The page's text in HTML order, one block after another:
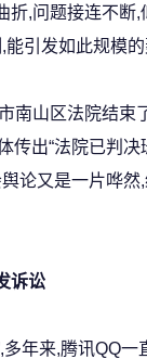
,问题接连不断,
引发如此规模
山区法院结束
传出“法院已判
论又是一片哗
诉讼
年来,腾讯QQ一